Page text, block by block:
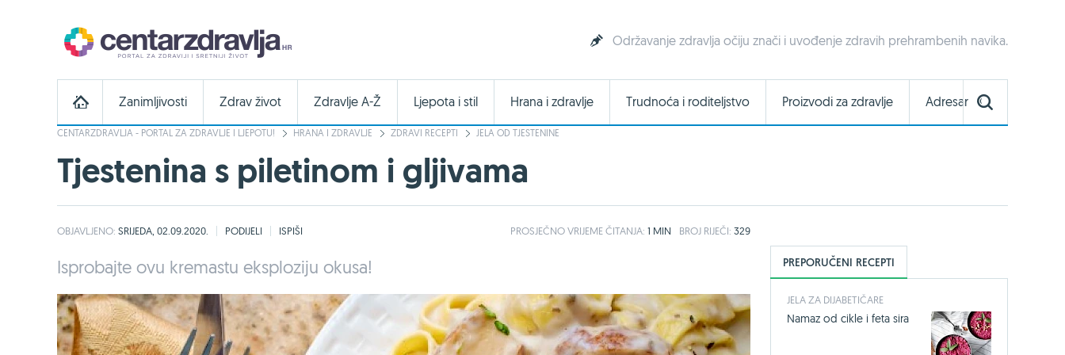
Održavanje zdravlja očiju znači i uvođenje zdravih prehrambenih navika.
Zanimljivosti Zdrav život Zdravlje A-Ž Ljepota i stil Hrana i zdravlje Trudnoća i roditeljstvo Proizvodi za zdravlje Adresar
CENTARZDRAVLJA - PORTAL ZA ZDRAVLJE I LJEPOTU! HRANA I ZDRAVLJE ZDRAVI RECEPTI JELA OD TJESTENINE
Tjestenina s piletinom i gljivama
OBJAVLJENO: SRIJEDA, 02.09.2020. PODIJELI ISPIŠI PROSJEČNOVRIJEME ČITANJA: 1 MIN BROJ RIJEČI: 329
Isprobajte ovu kremastu eksploziju okusa! PREPORUČENI RECEPTI
JELA ZA DIJABETIČARE
Namaz od cikle i feta sira